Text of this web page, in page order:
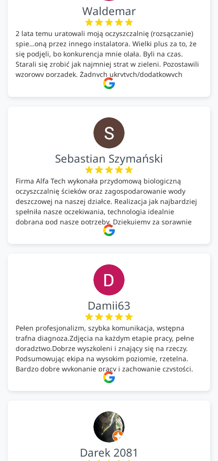
Waldemar
2 lata temu uratowali moją oczyszczalnię (rozsączanie)
spie…oną przez innego instalatora. Wielki plus za to, że
się podjęli, bo konkurencja mnie olała. Byli na czas.
Starali się zrobić jak najmniej strat w zieleni. Pozostawili
wzorowy porządek. Żadnych ukrytych/dodatkowych
kosztów. Zaskoczenie. Kontakt bardzo OK. Obsługa
pomontażowa również OK. A ich środki do oczyszczalni –
Sebastian Szymański
Firma Alfa Tech wykonała przydomową biologiczną
oczyszczalnię ścieków oraz zagospodarowanie wody
deszczowej na naszej działce. Realizacja jak najbardziej
spełniła nasze oczekiwania, technologia idealnie
dobrana pod nasze potrzeby. Dziękujemy za sprawnie
wykonany montaż w świetnej atmosferze! Polecam!
Damii63
Pełen profesjonalizm, szybka komunikacja, wstępna
trafna diagnoza.Zdjęcia na każdym etapie pracy, pełne
doradztwo.Dobrze wyszkoleni i znający się na rzeczy.
Podsumowując ekipa na wysokim poziomie, rzetelna.
Bardzo dobre wykonanie pracy i zachowanie czystości.
Darek 2081